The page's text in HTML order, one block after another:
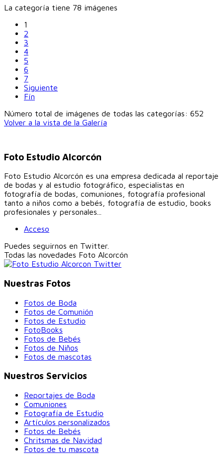
La categoría tiene 78 imágenes
1
2
3
4
5
6
7
Siguiente
Fín
Número total de imágenes de todas las categorías: 652
Volver a la vista de la Galería
Foto Estudio Alcorcón
Foto Estudio Alcorcón es una empresa dedicada al reportaje
de bodas y al estudio fotográfico, especialistas en
fotografía de bodas, comuniones, fotografía profesional
tanto a niños como a bebés, fotografía de estudio, books
profesionales y personales...
Acceso
Puedes seguirnos en Twitter.
Todas las novedades Foto Alcorcón
Nuestras Fotos
Fotos de Boda
Fotos de Comunión
Fotos de Estudio
FotoBooks
Fotos de Bebés
Fotos de Niños
Fotos de mascotas
Nuestros Servicios
Reportajes de Boda
Comuniones
Fotografía de Estudio
Artículos personalizados
Fotos de Bebés
Chritsmas de Navidad
Fotos de tu mascota